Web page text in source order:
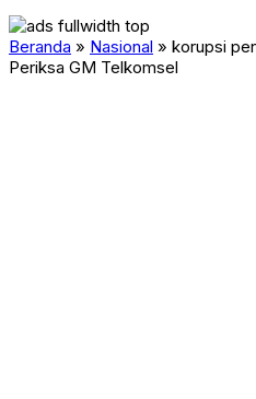
Beranda » Nasional » korupsi
Periksa GM Telkomsel